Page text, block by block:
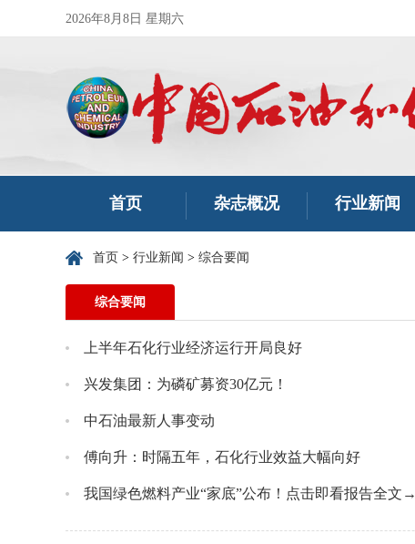
2026年8月8日 星期六
首页 杂志概况 行业新闻
首页 > 行业新闻 > 综合要闻
综合要闻
上半年石化行业经济运行开局良好
兴发集团：为磷矿募资30亿元！
中石油最新人事变动
傅向升：时隔五年，石化行业效益大幅向好
我国绿色燃料产业“家底”公布！点击即看报告全文→